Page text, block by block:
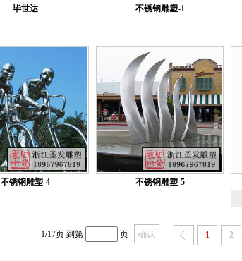
毕世达 不锈钢雕塑-1
不锈钢雕塑-4 不锈钢雕塑-5
1 2
1/17页 到第 页